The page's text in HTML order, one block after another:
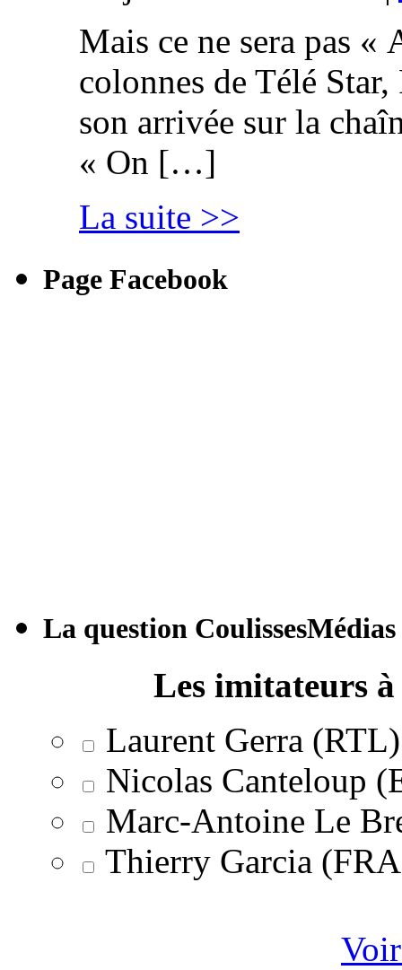
Mais ce ne sera pas «
colonnes de Télé
son arrivée sur la
« On […]
La suite >>
Page Facebook
La question CoulissesMédias
Les imitateurs
Laurent Gerra (RTL)
Nicolas Canteloup
Marc-Antoine Le
Thierry Garcia